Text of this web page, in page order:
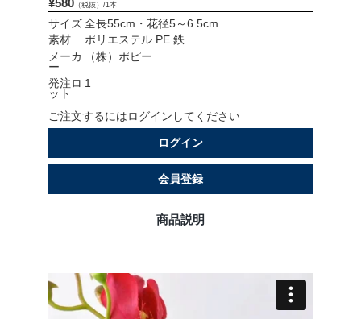
OFFICIAL SNS
（税抜）/1本
サイズ 全長55cm・花径5～6.5cm
素材
ポリエステル PE 鉄
メーカ
ー
（株）ポピー
発注ロ
ット
1
ご注文するにはログインしてください
ログイン
会員登録
商品説明